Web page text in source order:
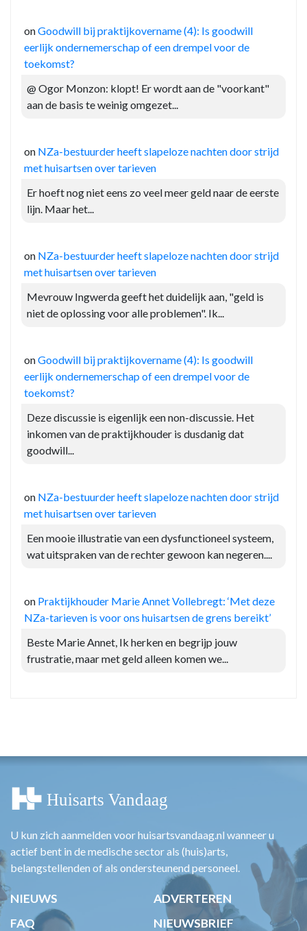
onGoodwill bij praktijkovername (4): Is goodwill
eerlijk ondernemerschap of een drempel voor de
toekomst?
@ Ogor Monzon: klopt! Er wordt aan de "voorkant"
aan de basis te weinig omgezet...
on NZa-bestuurder heeft slapeloze nachten door strijd
met huisartsen over tarieven
Er hoeft nog niet eens zo veel meer geld naar de eerste
lijn. Maar het...
on NZa-bestuurder heeft slapeloze nachten door strijd
met huisartsen over tarieven
Mevrouw Ingwerda geeft het duidelijk aan, "geld is
niet de oplossing voor alle problemen". Ik...
onGoodwill bij praktijkovername (4): Is goodwill
eerlijk ondernemerschap of een drempel voor de
toekomst?
Deze discussie is eigenlijk een non-discussie. Het
inkomen van de praktijkhouder is dusdanig dat
goodwill...
on NZa-bestuurder heeft slapeloze nachten door strijd
met huisartsen over tarieven
Een mooie illustratie van een dysfunctioneel systeem,
wat uitspraken van de rechter gewoon kan negeren....
on Praktijkhouder Marie Annet Vollebregt: ‘Met deze
NZa-tarieven is voor ons huisartsen de grens bereikt’
Beste Marie Annet, Ik herken en begrijp jouw
frustratie, maar met geld alleen komen we...
U kun zich aanmelden voor huisartsvandaag.nl wanneer u
actief bent in de medische sector als (huis)arts,
belangstellenden of als ondersteunend personeel.
NIEUWS
ADVERTEREN
FAQ
NIEUWSBRIEF